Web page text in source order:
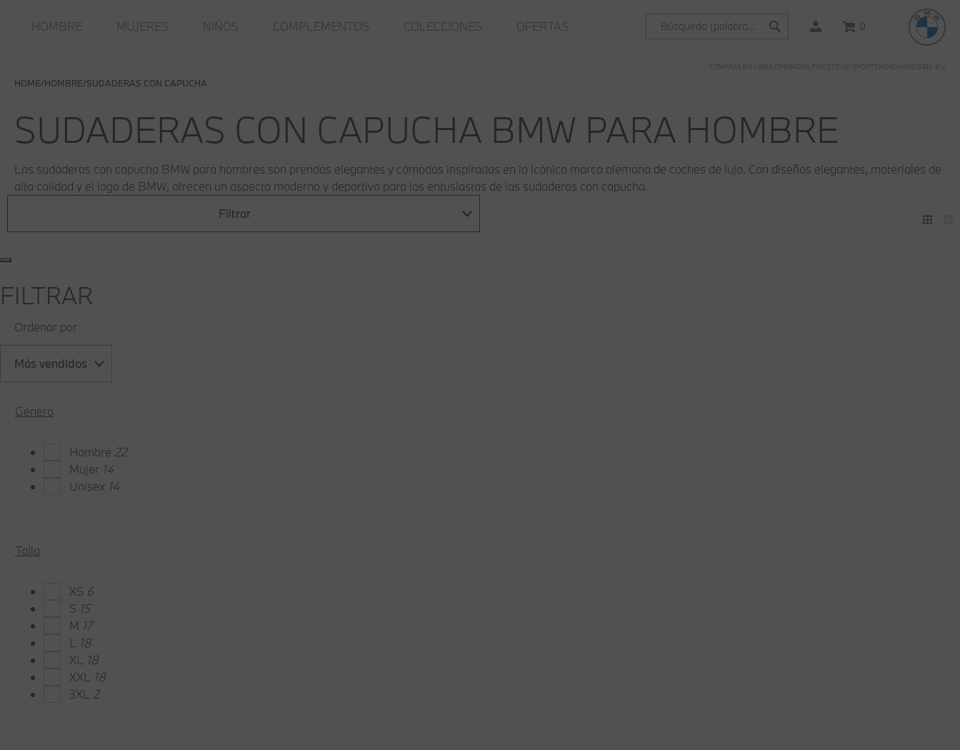
HOMBRE MUJERES NIÑOS COMPLEMENTOS COLECCIONES OFERTAS 0
COMPRAS EN LÍNEA OPERADAS POR STICHD SPORTSMERCHANDISING B.V.
HOME HOMBRE SUDADERAS CON CAPUCHA
SUDADERAS CON CAPUCHA BMW PARA HOMBRE
Las sudaderas con capucha BMW para hombres son prendas elegantes y cómodas inspiradas en la icónica marca alemana de coches de lujo. Con diseños elegantes, materiales de
alta calidad y el logo de BMW, ofrecen un aspecto moderno y deportivo para los entusiastas de las sudaderas con capucha.
Filtrar
FILTRAR
Ordenar por
Más vendidos
Género
Hombre 22
Mujer 14
Unisex 14
Talla
XS 6
S 15
M 17
L
18
XL
18
XXL
18
3XL 2